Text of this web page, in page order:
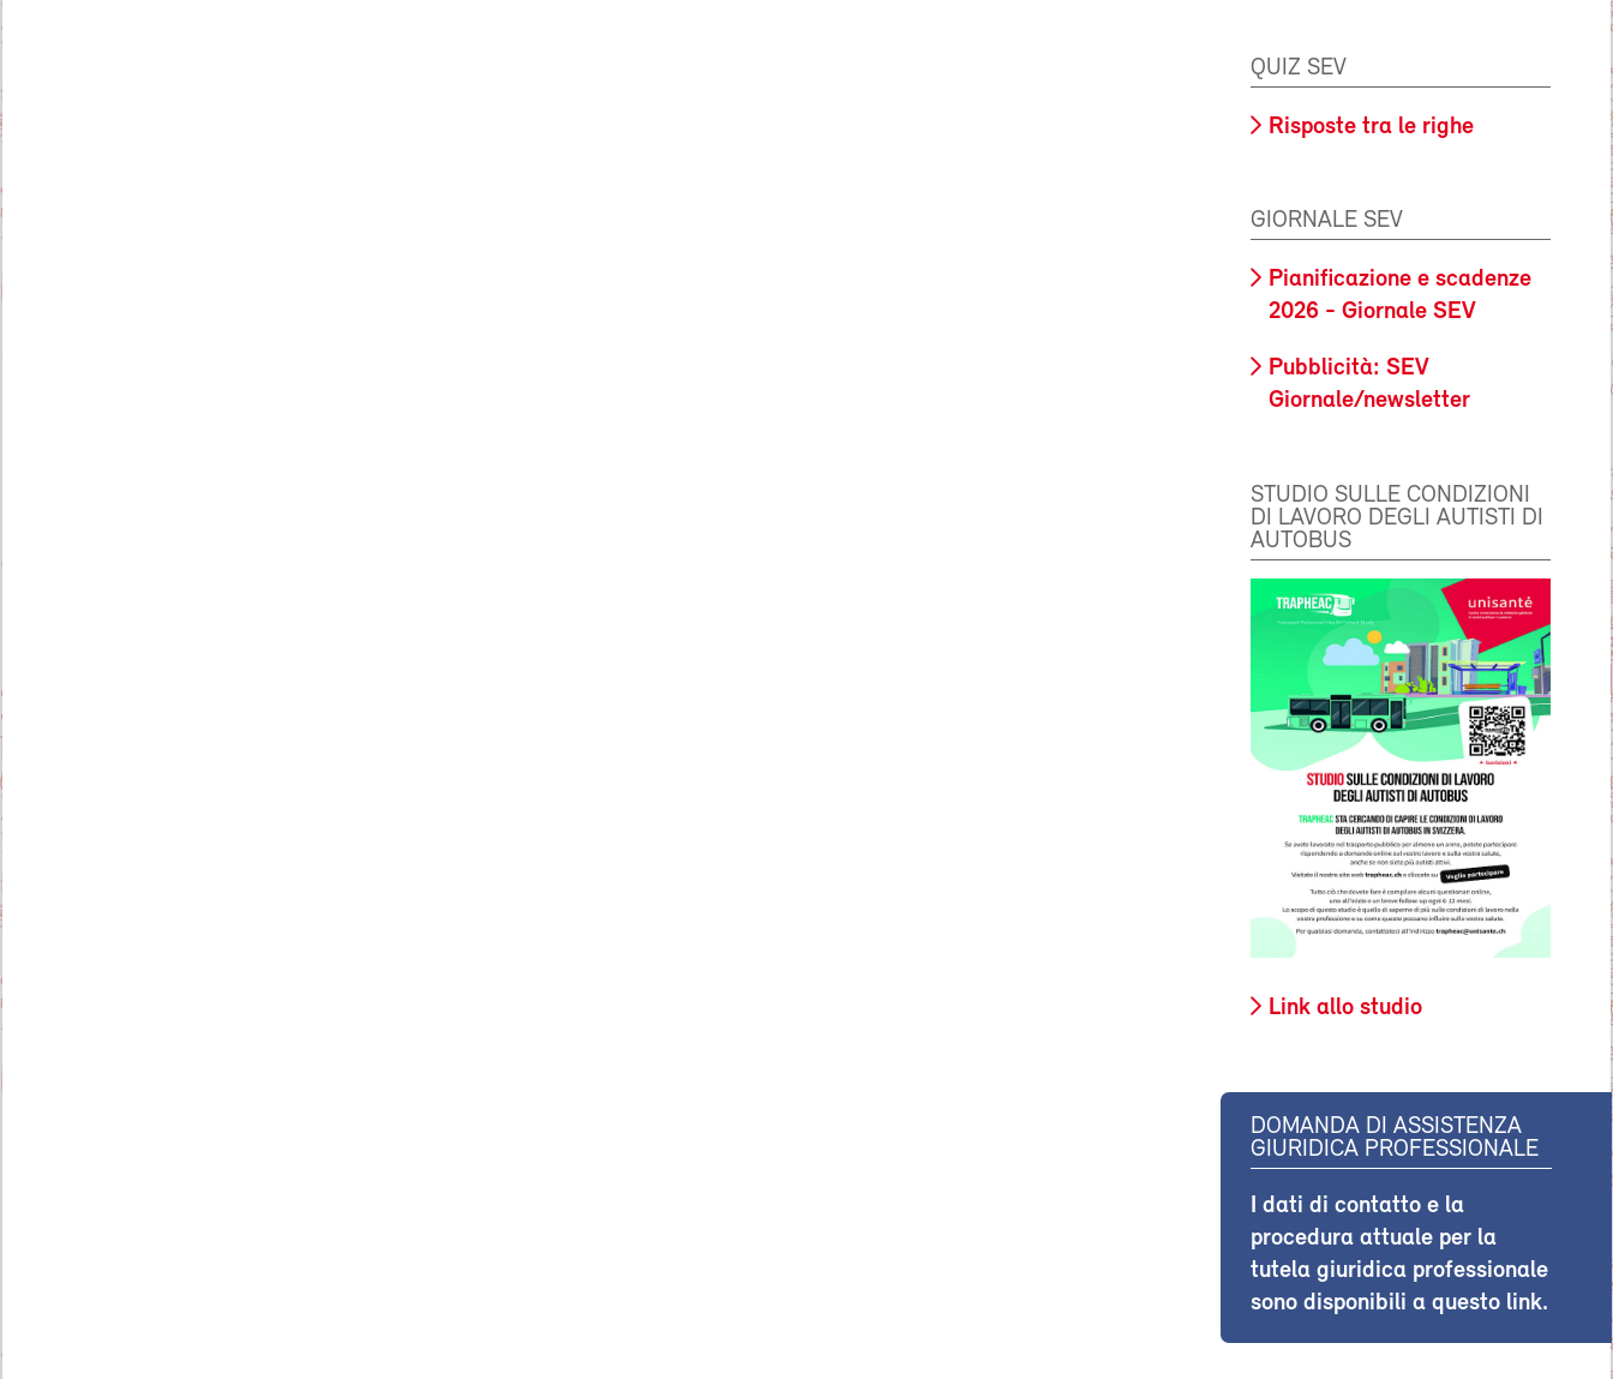
QUIZ SEV
Risposte tra le righe
GIORNALE SEV
Pianificazione e scadenze
2026 - Giornale SEV
Pubblicità: SEV
Giornale/newsletter
STUDIO SULLE CONDIZIONI
DI LAVORO DEGLI AUTISTI DI
AUTOBUS
Link allo studio
DOMANDA DI ASSISTENZA
GIURIDICA PROFESSIONALE
I dati di contatto e la
procedura attuale per la
tutela giuridica professionale
sono disponibili a questo link.